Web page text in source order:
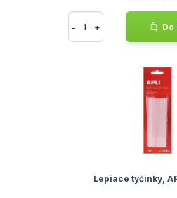
- + Do
Lepiace tyčinky,